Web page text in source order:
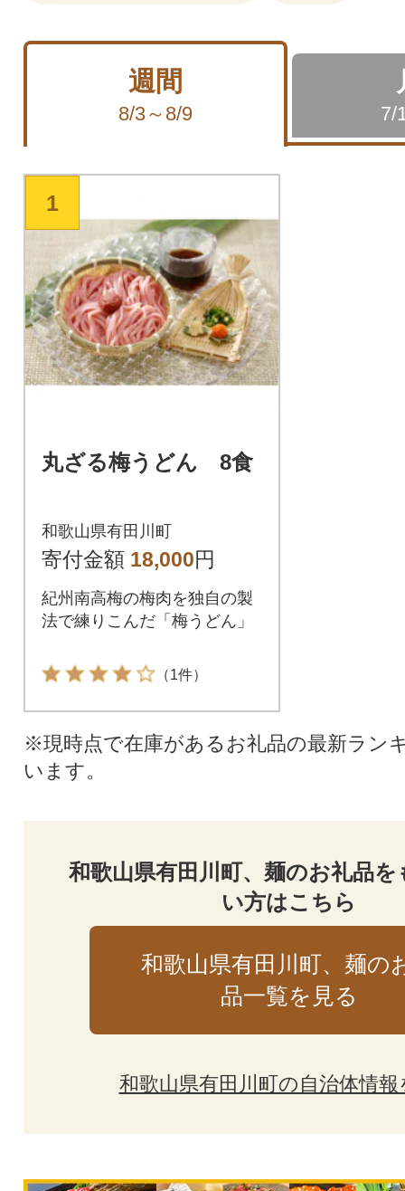
週間
8/3～8/9 7/
1
丸ざる梅うどん 8食
和歌山県有田川町
寄付金額 18,000円
紀州南高梅の梅肉を独自の製
法で練りこんだ「梅うどん」
（1件）
※現時点で在庫があるお礼品の最新ラン
います。
和歌山県有田川町、麺のお礼品
い方はこちら
和歌山県有田川町、麺の
品一覧を見る
和歌山県有田川町の自治体情報